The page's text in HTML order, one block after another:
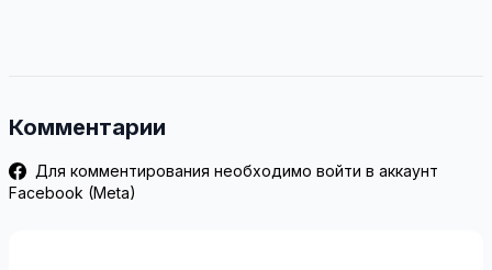
Комментарии
Для комментирования необходимо войти в аккаунт
Facebook (Meta)